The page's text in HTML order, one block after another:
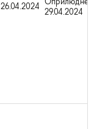
26.04.2024
29.04.2024